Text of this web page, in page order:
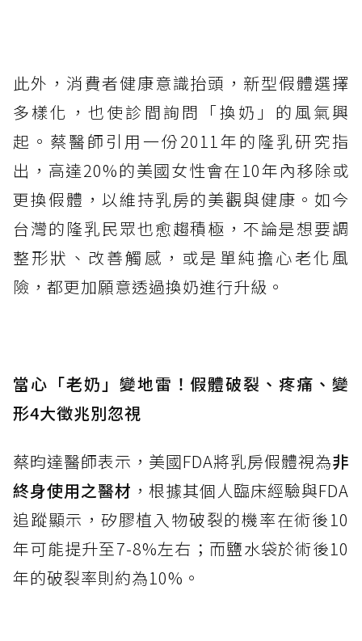
此外，消費者健康意識抬頭，新型假體選擇
多樣化，也使診間詢問「換奶」的風氣興
起。蔡醫師引用一份2011年的隆乳研究指
出，高達20%的美國女性會在10年內移除或
更換假體，以維持乳房的美觀與健康。如今
台灣的隆乳民眾也愈趨積極，不論是想要調
整形狀、改善觸感，或是單純擔心老化風
險，都更加願意透過換奶進行升級。
當心「老奶」變地雷！假體破裂、疼痛、變
形4大徵兆別忽視
蔡昀達醫師表示，美國FDA將乳房假體視為非
終身使用之醫材 ，根據其個人臨床經驗與FDA
追蹤顯示，矽膠植入物破裂的機率在術後10
年可能提升至7-8%左右；而鹽水袋於術後10
年的破裂率則約為10%。